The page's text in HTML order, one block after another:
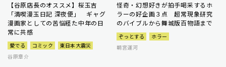
【谷原店長のオススメ】桜玉吉
「満喫漫玉日記 深夜便」 ギャグ
漫画家としての苦悩経た中年の日
常に共感
愛でる コミック
東日本大震災
谷原章介
怪奇・幻想好きが拍手喝采するホ
ラーの好企画３点 超常現象研究
のバイブルから舞城版百物語まで
ぞっとする
ホラー
朝宮運河